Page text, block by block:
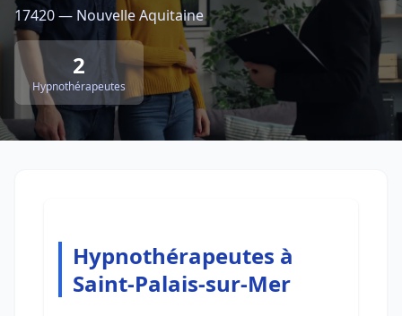
17420 — Nouvelle Aquitaine
2
Hypnothérapeutes
Hypnothérapeutes à
Saint-Palais-sur-Mer